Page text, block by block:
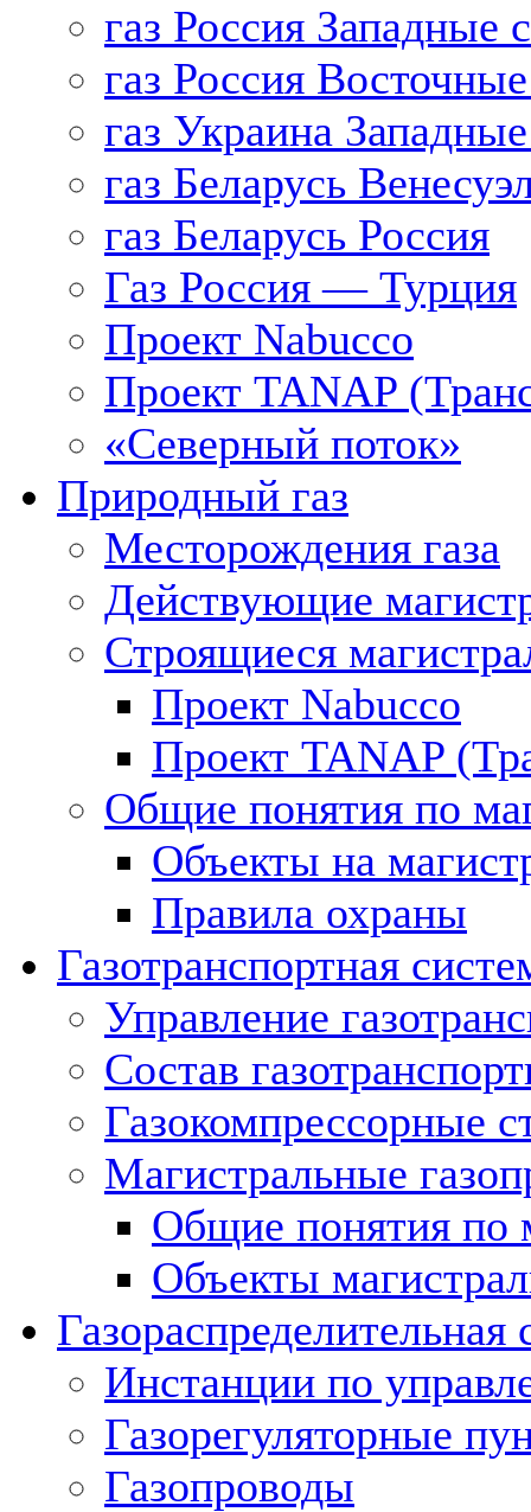
газ Россия Западные
газ Россия
газ Украина
газ Беларусь
газ Беларусь Россия
Газ Россия — Турция
Проект Nabucco
Проект TANAP
«Северный поток»
Природный газ
Месторождения газа
Действующие
Строящиеся
Проект Nabucco
Проект TANAP
Общие понятия по
Объекты на
Правила охраны
Газотранспортная
Управление
Состав
Газокомпрессорные
Магистральные
Общие понятия по
Объекты
Газораспределительная
Инстанции по
Газорегуляторные
Газопроводы